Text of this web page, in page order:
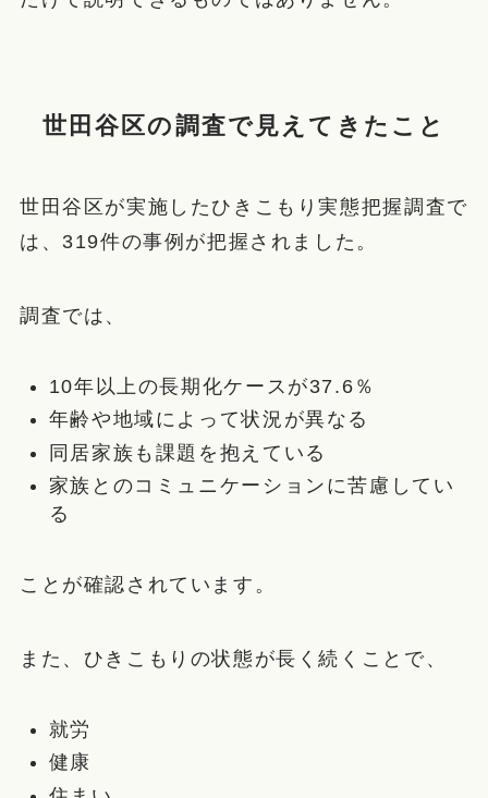
世田谷区の調査で見えてきたこと
世田谷区が実施したひきこもり実態把握調査で
は、319件の事例が把握されました。
調査では、
10年以上の長期化ケースが37.6％
年齢や地域によって状況が異なる
同居家族も課題を抱えている
家族とのコミュニケーションに苦慮してい
る
ことが確認されています。
また、ひきこもりの状態が長く続くことで、
就労
健康